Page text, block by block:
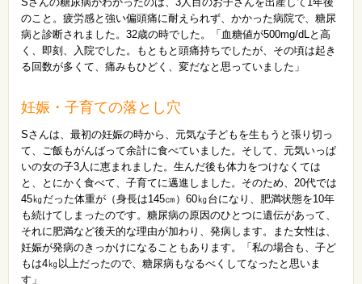
のこと。疲労感と強い偏頭痛に耐えられず、かかった病院で、糖尿
病と診断されました。32歳の時でした。「血糖値が500mg/dLと高
く、即刻、入院でした。もともと頭痛持ちでしたが、その頃は起き
る回数が多くて、痛みもひどく、変だなと思っていました」
妊娠・子育ての落とし穴
Sさんは、最初の妊娠の時から、元気な子どもを生もうと張り切っ
て、ご飯もがんばって余計に食べていました。そして、元気いっぱ
いの女の子3人に恵まれました。生んだ後も体力をつけなくては
と、とにかく食べて、子育てに邁進しました。そのため、20代では
45㎏だった体重が（身長は145㎝）60㎏台になり、肥満状態を10年
も続けてしまったのです。糖尿病の原因のひとつに遺伝があって、
それに肥満など後天的な理由が加わり、発病します。また女性は、
妊娠が発病のきっかけになることもあります。「私の場合も、子ど
もは4㎏以上だったので、糖尿病もなるべくしてなったと思いま
す」